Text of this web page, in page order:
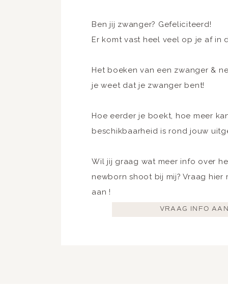
Ben jij zwanger? Gefeliciteerd!
Er komt vast heel veel op je af
Het boeken van een zwanger &
je weet dat je zwanger bent!
Hoe eerder je boekt, hoe meer
beschikbaarheid is rond jouw
Wil jij graag wat meer info over
newborn shoot bij mij? Vraag hier
aan !
VRAAG INFO